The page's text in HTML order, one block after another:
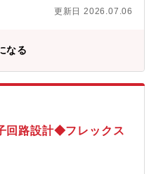
ャリア別の教育プランを用意
休日出勤された場合は必ず代
対応、呼び出し 無し■フルフ
ない技術的なインシデントに
系└電気・回路設計(アナロ
系└OS：LINUX、Windows、
社後お任せする業務】まずは
荷試験業務から行っていただ
ら、形式認定試験や保守業務
やご希望次第では、海外出
です。【ポジションの魅
纏め者として品質面で貢献す
・世界最先端の製品の幅広い
外グループ会社含む様々な部
更新日 2026.07.06
なる
回路設計◆フレックス